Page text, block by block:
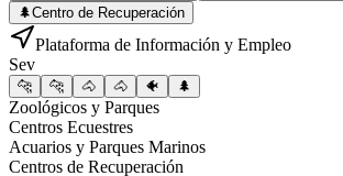
🌲Centro de Recuperación
Plataforma de Información y Empleo
Sev
🐆 🐆 🐴 🐴 🐠 🌲
Zoológicos y Parques
Centros Ecuestres
Acuarios y Parques Marinos
Centros de Recuperación